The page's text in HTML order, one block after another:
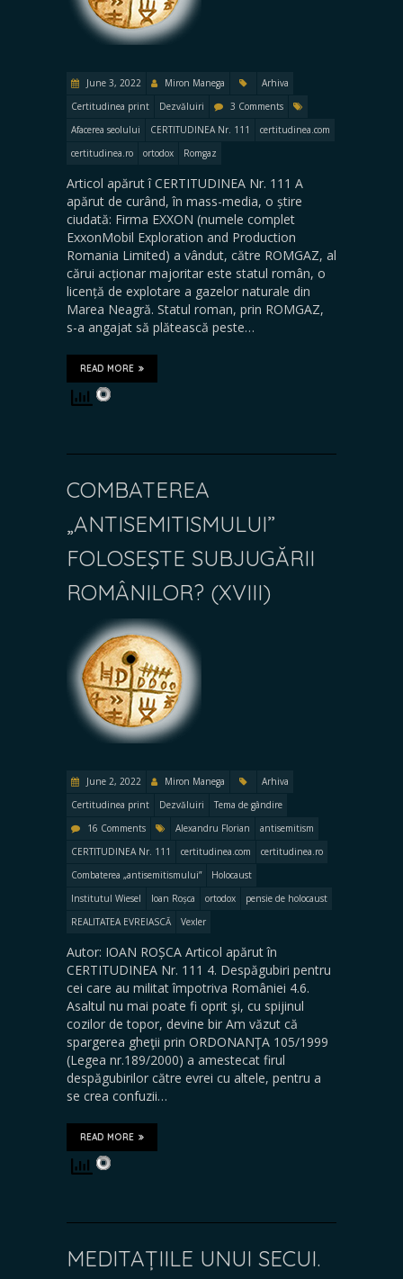
June 3, 2022 Miron Manega
Arhiva
Certitudinea print
Dezvăluiri
3 Comments
Afacerea seolului
CERTITUDINEA Nr. 111
certitudinea.com
certitudinea.ro
ortodox Romgaz
Articol apărut î CERTITUDINEA Nr. 111 A
apărut de curând, în mass-media, o știre
ciudată: Firma EXXON (numele complet
ExxonMobil Exploration and Production
Romania Limited) a vândut, către ROMGAZ, al
cărui acționar majoritar este statul român, o
licență de explotare a gazelor naturale din
Marea Neagră. Statul roman, prin ROMGAZ,
s-a angajat să plătească peste…
READ MORE
COMBATEREA
„ANTISEMITISMULUI”
FOLOSEŞTE SUBJUGĂRII
ROMÂNILOR? (XVIII)
June 2, 2022 Miron Manega
Arhiva
Certitudinea print
Dezvăluiri
Tema de gândire
16 Comments
Alexandru Florian
antisemitism
CERTITUDINEA Nr. 111
certitudinea.com
certitudinea.ro
Combaterea „antisemitismului”
Holocaust
Institutul Wiesel
Ioan Roșca ortodox
pensie de holocaust
REALITATEA EVREIASCĂ
Vexler
Autor: IOAN ROȘCA Articol apărut în
CERTITUDINEA Nr. 111 4. Despăgubiri pentru
cei care au militat împotriva României 4.6.
Asaltul nu mai poate fi oprit şi, cu spijinul
cozilor de topor, devine bir Am văzut că
spargerea gheţii prin ORDONANŢA 105/1999
(Legea nr.189/2000) a amestecat firul
despăgubirilor către evrei cu altele, pentru a
se crea confuzii…
READ MORE
MEDITAȚIILE UNUI SECUI.